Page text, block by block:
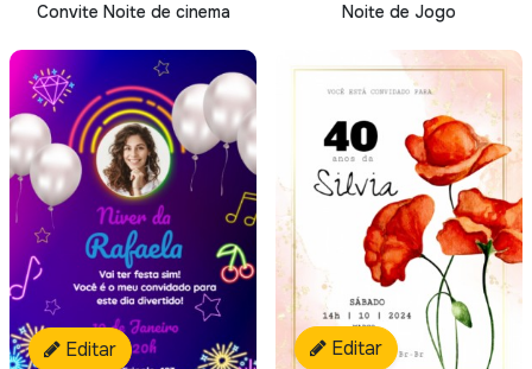
Convite Noite de cinema Noite de Jogo
Editar Editar